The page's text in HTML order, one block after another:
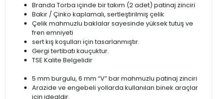
Branda Torba içinde bir takım (2 adet) patinaj zinciri
Bakır / Çinko kaplamalı, sertleştirilmiş çelik
Çelik mahmuzlu baklalar sayesinde yüksek tutuş ve
fren emniyeti
sert kış koşulları için tasarlanmıştır.
Gergi tertibatı kauçuktur.
TSE Kalite Belgelidir
5 mm burgulu, 6 mm “V” bar mahmuzlu patinaj zinciri
Arazide ve engebeli yollarda kullanılan binek araçlar
için idealdir.